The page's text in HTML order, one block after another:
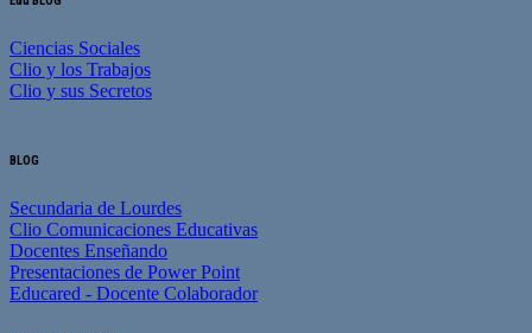
Ciencias Sociales
Clio y los Trabajos
Clio y sus Secretos
BLOG
Secundaria de Lourdes
Clio Comunicaciones Educativas
Docentes Enseñando
Presentaciones de Power Point
Educared - Docente Colaborador